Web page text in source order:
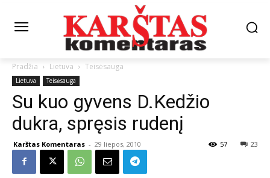
Pradžia Lietuva Teisėsauga
Lietuva Teisėsauga
Su kuo gyvens D.Kedžio
dukra, spręsis rudenį
Karštas Komentaras - 29 liepos, 2010 23
57